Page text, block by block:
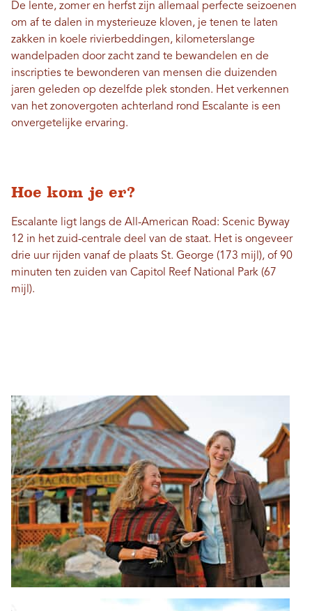
De lente, zomer en herfst zijn allemaal perfecte seizoenen
om af te dalen in mysterieuze kloven, je tenen te laten
zakken in koele rivierbeddingen, kilometerslange
wandelpaden door zacht zand te bewandelen en de
inscripties te bewonderen van mensen die duizenden
jaren geleden op dezelfde plek stonden. Het verkennen
van het zonovergoten achterland rond Escalante is een
onvergetelijke ervaring.
Hoe kom je er?
Escalante ligt langs de All-American Road: Scenic Byway
12 in het zuid-centrale deel van de staat. Het is ongeveer
drie uur rijden vanaf de plaats St. George (173 mijl), of 90
minuten ten zuiden van Capitol Reef National Park (67
mijl).